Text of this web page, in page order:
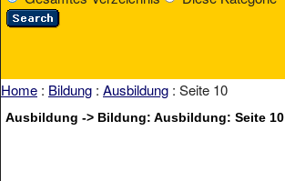
Home : Bildung : Ausbildung : Seite 10
Ausbildung -> Bildung: Ausbildung: Seite 10